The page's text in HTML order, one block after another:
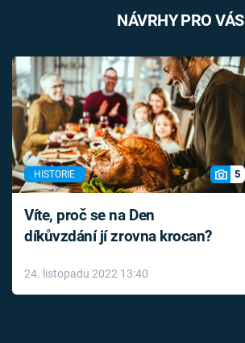
NÁVRHY PRO VÁS
HISTORIE 5
Víte, proč se na Den
díkůvzdání jí zrovna krocan?
24. listopadu 2022 13:40